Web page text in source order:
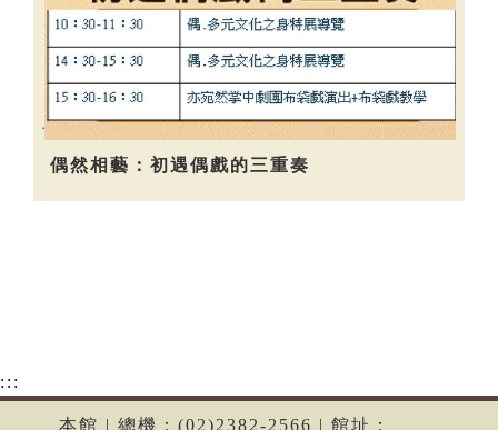
偶然相藝：初遇偶戲的三重奏
:::
本館 | 總機：(02)2382-2566 | 館址：